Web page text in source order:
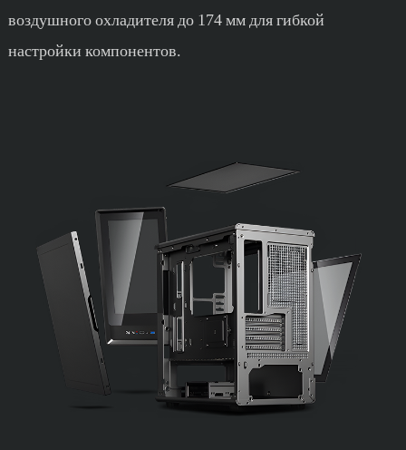
воздушного охладителя до 174 мм для гибкой
настройки компонентов.